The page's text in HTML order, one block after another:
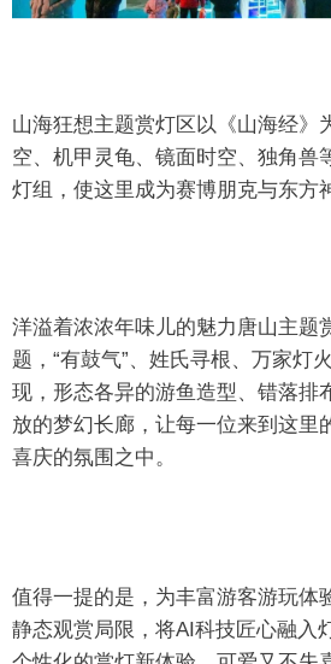
山海狂想主题赏灯区以《山海经》
空、机甲灵龟、镜面时空、独角兽
灯组，使这里成为赛博朋克与东方
洋溢着浓浓年味儿的魅力唐山主题
题，“有鼓气”、姓氏寻根、万家灯
现，形态各异的游鱼造型、错落排
放的梦幻长廊，让每一位来到这里
喜庆的氛围之中。
值得一提的是，为丰富游客游玩体
静态观赏局限，将AI科技匠心融入